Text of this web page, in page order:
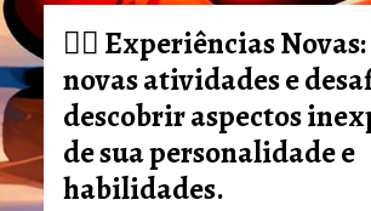
🚶‍♂️ Experiências Novas:
novas atividades e
descobrir aspectos
de sua personalidade e
habilidades.